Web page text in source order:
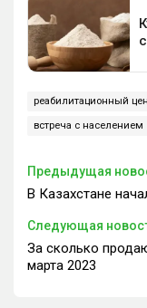
реабилитационный
встреча с населением
Предыдущая
В Казахстане
Следующая
За сколько
марта 2023